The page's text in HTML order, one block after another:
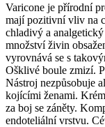
Varicone je přírodní
mají pozitivní vliv na
chladivý a
množství živin
vyrovnává se s
Ošklivé boule zmizí.
Nástroj nezpůsobuje
kojícími ženami.
za boj se záněty.
endoteliální vrstvu.